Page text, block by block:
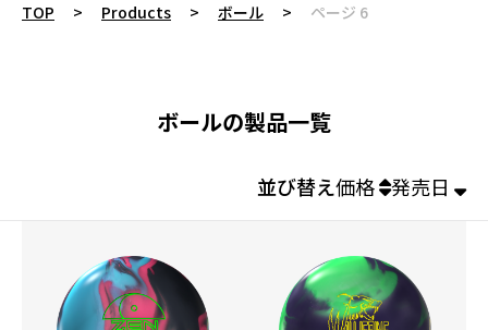
TOP > Products > ボール > ページ 6
ボールの製品一覧
並び替え価格 発売日